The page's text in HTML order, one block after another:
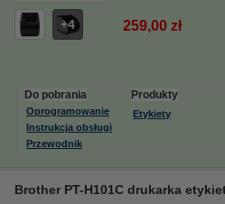
4 259,00 zł
Do pobrania
Oprogramowanie
Instrukcja obsługi
Przewodnik
Produkty
Etykiety
Brother PT-H101C drukarka